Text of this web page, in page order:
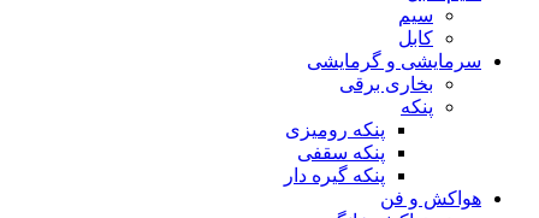
سیم
کابل
سرمایشی و گرمایشی
بخاری برقی
پنکه
پنکه رومیزی
پنکه سقفی
پنکه گیره دار
هواکش و فن